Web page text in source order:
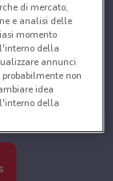
di mercato,
e analisi delle
momento
della
annunci
non
idea
della
attiva delle
Archiviare